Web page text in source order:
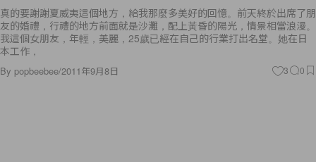
真的要謝謝夏威夷這個地方，給我那麼多美好的回憶。前天終於出席了朋
友的婚禮，行禮的地方前面就是沙灘，配上黃昏的陽光，情景相當浪漫。
我這個女朋友，年輕，美麗，25歲已經在自己的行業打出名堂。她在日
本工作，
By popbeebee/2011年9月8日 3 0